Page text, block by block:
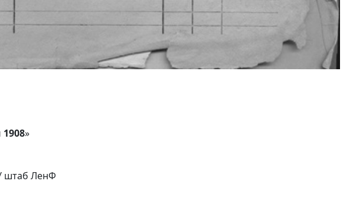
»
штаб ЛенФ